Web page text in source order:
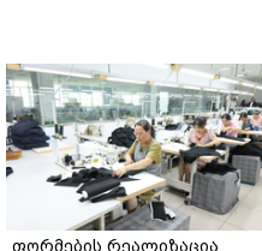
ფორმების რეალიზაცია